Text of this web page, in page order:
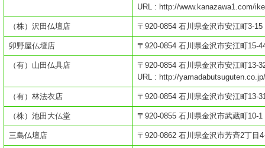
URL : http://www.kanazawa1.com/
（株）沢田仏壇店 〒920-0854 石川県金沢市安江町3-15
卯野屋仏壇店 〒920-0854 石川県金沢市安江町15-
（有）山田仏具店
〒920-0854 石川県金沢市安江町13-
URL : http://yamadabutsuguten.co.jp/
（有）林法衣店 〒920-0854 石川県金沢市安江町13-
（株）池田大仏堂 〒920-0855 石川県金沢市武蔵町10-1
三島仏壇店 〒920-0862 石川県金沢市芳斉2丁目